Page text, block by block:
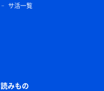
サ活一覧
読みもの